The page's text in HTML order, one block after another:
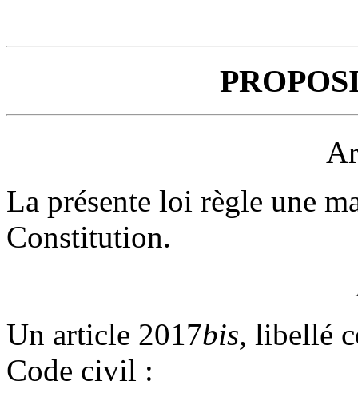
La présente loi règle une
Constitution.
Un article 2017bis, libellé
Code civil :